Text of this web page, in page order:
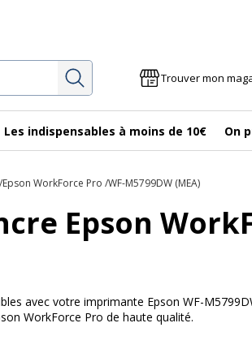
Rechercher Trouver mon
Les indispensables à moins de 10€ On
Epson WorkForce Pro WF-M5799DW (MEA)
Epson
avec votre imprimante Epson WF-
WorkForce Pro de haute qualité.